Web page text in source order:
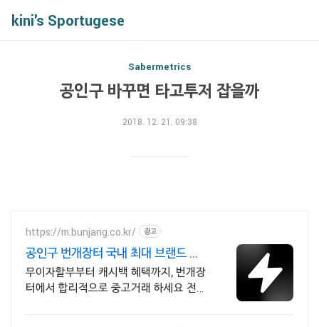
kini's Sportugese
Sabermetrics
공인구 바꾸면 타고투저 잡을까
2018. 12. 21. 09:38
https://m.bunjang.co.kr/ 광고
공인구 번개장터 국내 최대 브랜드 중
고거래
무이자할부부터 캐시백 혜택까지, 번개장
터에서 합리적으로 중고거래 하세요 전국